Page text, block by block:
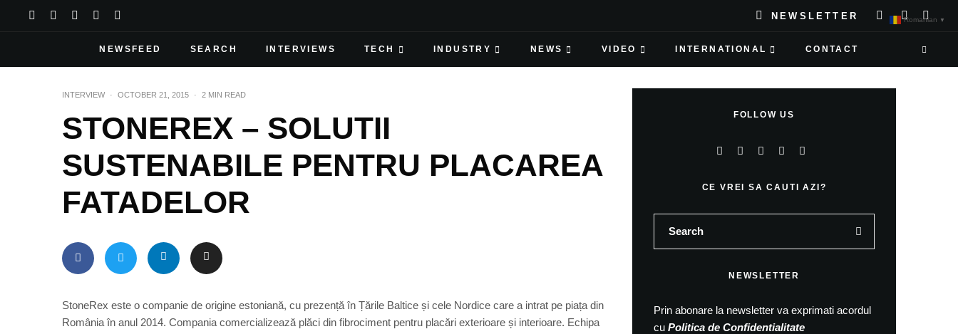
NEWSLETTER
NEWSFEED SEARCH INTERVIEWS TECH INDUSTRY NEWS VIDEO INTERNATIONAL CONTACT
INTERVIEW · OCTOBER 21, 2015 · 2 MIN READ
STONEREX – SOLUTII
SUSTENABILE PENTRU PLACAREA
FATADELOR
StoneRex este o companie de origine estoniană, cu prezență în Țările Baltice și cele Nordice care a intrat pe piața din
România în anul 2014. Compania comercializează plăci din fibrociment pentru placări exterioare și interioare. Echipa
FOLLOW US
CE VREI SA CAUTI AZI?
NEWSLETTER
Prin abonare la newsletter va exprimati acordul
cu Politica de Confidentialitate
Romanian ▼